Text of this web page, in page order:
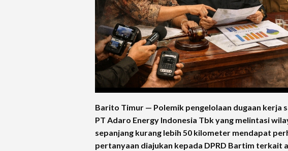
Barito Timur — Polemik pengelolaan dugaan kerja
PT Adaro Energy Indonesia Tbk yang melintasi
sepanjang kurang lebih 50 kilometer mendapat
pertanyaan diajukan kepada DPRD Bartim terkait